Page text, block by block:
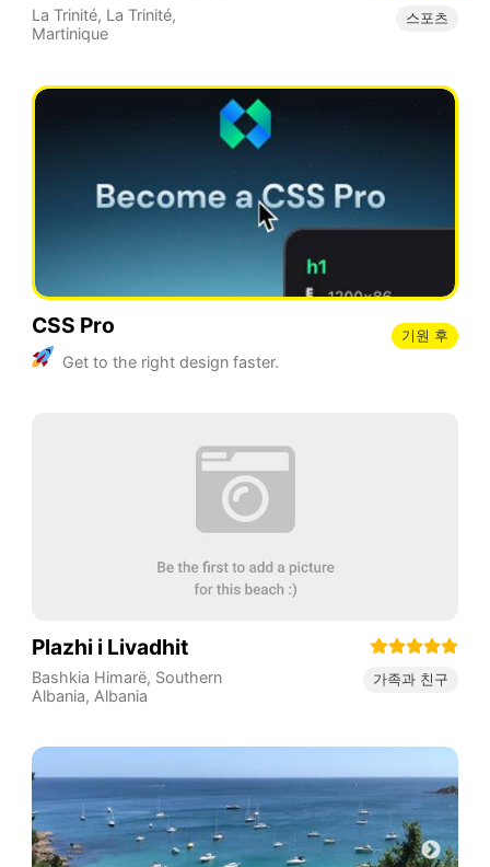
La Trinité, La Trinité,
Martinique
스포츠
CSS Pro
Get to the right design faster.
기원 후
Plazhi i Livadhit
Bashkia Himarë, Southern
Albania, Albania
가족과 친구